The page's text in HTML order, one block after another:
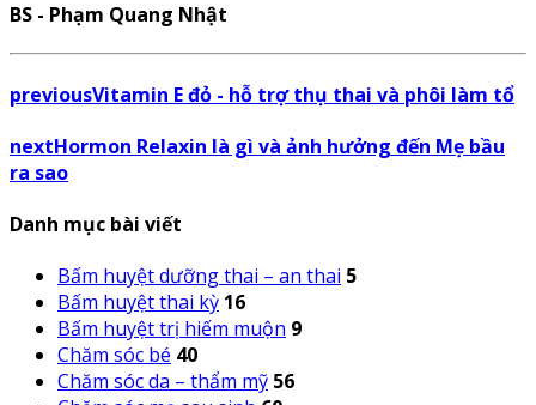
BS - Phạm Quang Nhật
previousVitamin E đỏ - hỗ trợ thụ thai và phôi làm tổ
nextHormon Relaxin là gì và ảnh hưởng đến Mẹ bầu
ra sao
Danh mục bài viết
Bấm huyệt dưỡng thai – an thai 5
Bấm huyệt thai kỳ 16
Bấm huyệt trị hiếm muộn 9
Chăm sóc bé 40
Chăm sóc da – thẩm mỹ 56